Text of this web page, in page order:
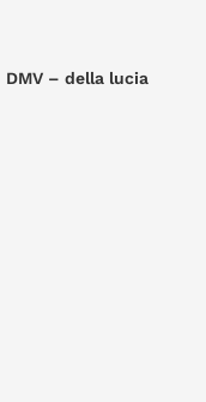
DMV – della lucia